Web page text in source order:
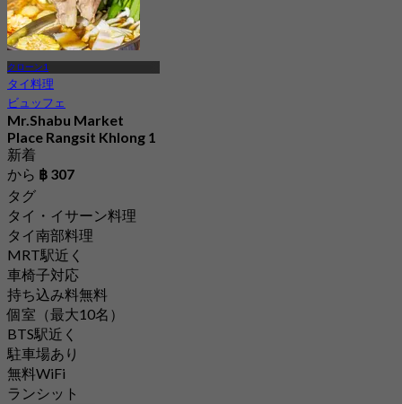
クローン1
タイ料理
ビュッフェ
Mr.Shabu Market
Place Rangsit Khlong 1
新着
から ฿ 307
タグ
タイ・イサーン料理
タイ南部料理
MRT駅近く
車椅子対応
持ち込み料無料
個室（最大10名）
BTS駅近く
駐車場あり
無料WiFi
ランシット